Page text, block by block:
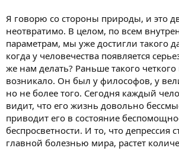
Я говорю со стороны природы, и это
неотвратимо. В целом, по всем
параметрам, мы уже достигли такого
когда у человечества появляется
же нам делать? Раньше такого
возникало. Он был у философов, у
но не более того. Сегодня каждый
видит, что его жизнь довольно
приводит его в состояние
беспросветности. И то, что депрессия
главной болезнью мира, растет